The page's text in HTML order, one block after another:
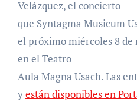
Velázquez, el concierto
que Syntagma Musicum
el próximo miércoles 8 de
en el Teatro
Aula Magna Usach. Las
yestán disponibles en